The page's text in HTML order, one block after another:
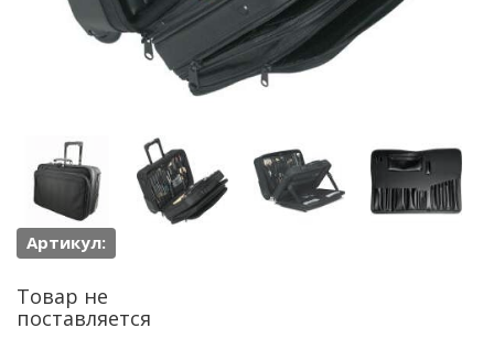
Артикул:
Товар не
поставляется